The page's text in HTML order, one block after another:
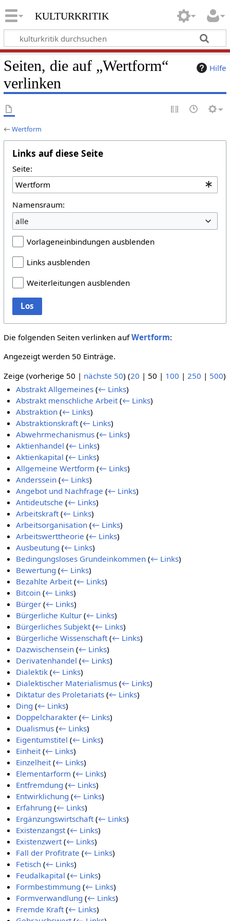
kulturkritik
Hilfe
Seiten, die auf „Wertform“
verlinken
←Wertform
Links auf diese Seite
Seite:
Namensraum:
alle
Vorlageneinbindungen ausblenden
Links ausblenden
Weiterleitungen ausblenden
Los
Die folgenden Seiten verlinken aufWertform:
Angezeigt werden 50 Einträge.
Zeige (vorherige 50 | nächste 50) (20 | 50 | 100 | 250 | 500)
Abstrakt Allgemeines (← Links)
Abstrakt menschliche Arbeit (← Links)
Abstraktion (← Links)
Abstraktionskraft (← Links)
Abwehrmechanismus (← Links)
Aktienhandel (← Links)
Aktienkapital (← Links)
Allgemeine Wertform (← Links)
Anderssein (← Links)
Angebot und Nachfrage (← Links)
Antideutsche (← Links)
Arbeitskraft (← Links)
Arbeitsorganisation (← Links)
Arbeitswerttheorie (← Links)
Ausbeutung (← Links)
Bedingungsloses Grundeinkommen (← Links)
Bewertung (← Links)
Bezahlte Arbeit (← Links)
Bitcoin (← Links)
Bürger (← Links)
Bürgerliche Kultur (← Links)
Bürgerliches Subjekt (← Links)
Bürgerliche Wissenschaft (← Links)
Dazwischensein (← Links)
Derivatenhandel (← Links)
Dialektik (← Links)
Dialektischer Materialismus (← Links)
Diktatur des Proletariats (← Links)
Ding (← Links)
Doppelcharakter (← Links)
Dualismus (← Links)
Eigentumstitel (← Links)
Einheit (← Links)
Einzelheit (← Links)
Elementarform (← Links)
Entfremdung (← Links)
Entwirklichung (← Links)
Erfahrung (← Links)
Ergänzungswirtschaft (← Links)
Existenzangst (← Links)
Existenzwert (← Links)
Fall der Profitrate (← Links)
Fetisch (← Links)
Feudalkapital (← Links)
Formbestimmung (← Links)
Formverwandlung (← Links)
Fremde Kraft (← Links)